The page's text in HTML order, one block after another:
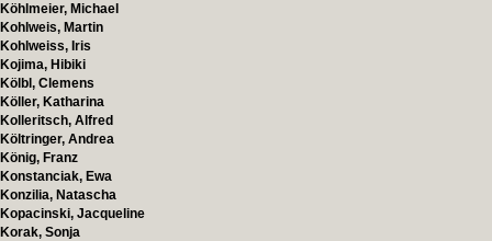
Köhlmeier, Michael
Kohlweis, Martin
Kohlweiss, Iris
Kojima, Hibiki
Kölbl, Clemens
Köller, Katharina
Kolleritsch, Alfred
Költringer, Andrea
König, Franz
Konstanciak, Ewa
Konzilia, Natascha
Kopacinski, Jacqueline
Korak, Sonja